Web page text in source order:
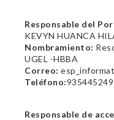
Responsable del
KEVYN HUANCA
Nombramiento:
UGEL -HBBA
Correo:
Teléfono:935445249
Responsable de